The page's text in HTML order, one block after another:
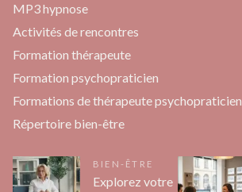
MP3 hypnose
Activités de rencontres
Formation thérapeute
Formation psychopraticien
Formations de thérapeute psychopraticien
Répertoire bien-être
BIEN-ÊTRE
Explorez votre